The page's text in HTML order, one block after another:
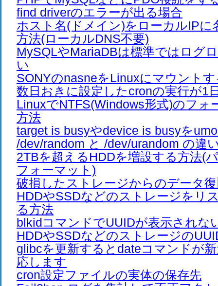
find driverのエラーが出る場合
ホスト名(ドメイン)をローカルIPに
方法(ローカルDNS不要)
MySQLやMariaDBは標準ではログ
い
SONYのnasneをLinuxにマウント
数日おきに設定したcronの実行が1
LinuxでNTFS(Windows形式)のフォ
方法
target is busyやdevice is busyを
/dev/random と /dev/urandom の違
2TBを超えるHDDを増設する方法(
フォーマット)
破損したストレージからのデータ
HDDやSSDなどのストレージをリ
る方法
blkidコマンドでUUIDが表示されな
HDDやSSDなどのストレージの
glibcを更新するとdateコマンドが
応します
cron設定ファイルの実体の保存先